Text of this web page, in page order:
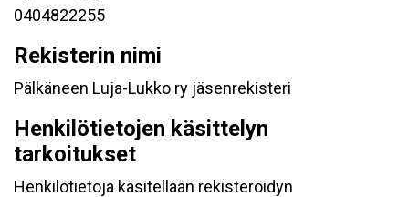
0404822255
Rekisterin nimi
Pälkäneen Luja-Lukko ry jäsenrekisteri
Henkilötietojen käsittelyn
tarkoitukset
Henkilötietoja käsitellään rekisteröidyn